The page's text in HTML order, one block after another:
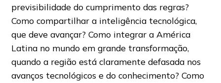
previsibilidade do cumprimento das regras?
Como compartilhar a inteligência tecnológica,
que deve avançar? Como integrar a América
Latina no mundo em grande transformação,
quando a região está claramente defasada nos
avanços tecnológicos e do conhecimento? Como